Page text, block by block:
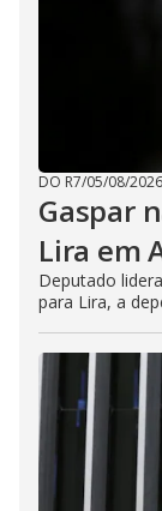
DO R7/05/08/2026
Gaspar
Lira em
Deputado
para Lira, a